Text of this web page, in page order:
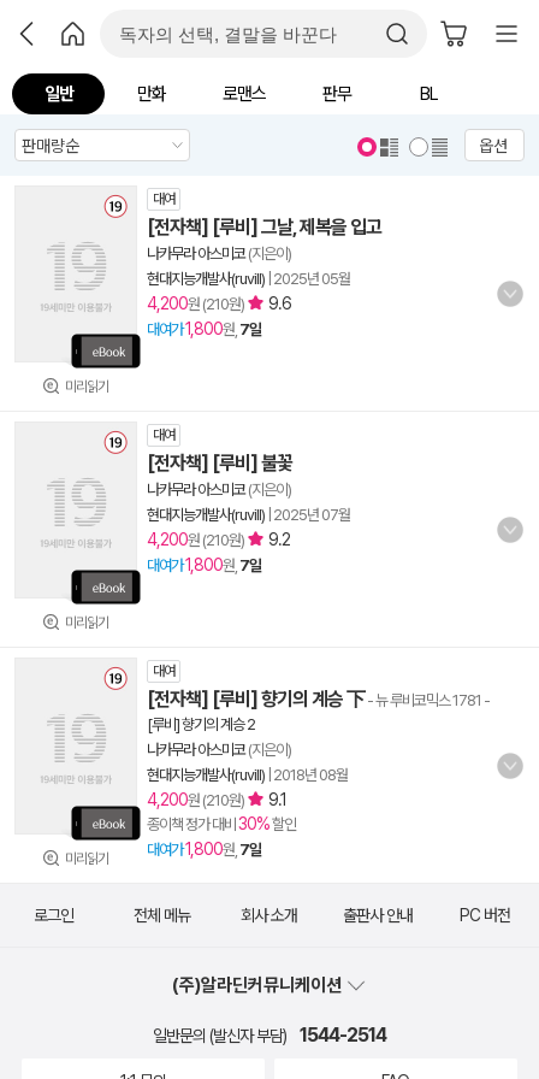
일반 만화 로맨스 판무 BL
옵션
미리읽기
대여
[전자책] [루비] 그날, 제복을 입고
나카무라 아스미코(지은이)
현대지능개발사(ruvill) 2025년 05월
4,200원 (210원) 9.6
대여가1,800원, 7일
미리읽기
대여
[전자책] [루비] 불꽃
나카무라 아스미코(지은이)
현대지능개발사(ruvill) 2025년 07월
4,200원 (210원) 9.2
대여가1,800원, 7일
미리읽기
대여
[전자책] [루비] 향기의 계승 下 - 뉴 루비코믹스 1781 -
[루비] 향기의 계승 2
나카무라 아스미코(지은이)
현대지능개발사(ruvill) 2018년 08월
4,200원 (210원) 9.1
종이책 정가 대비 30%할인
대여가1,800원, 7일
로그인 전체 메뉴 회사 소개 출판사 안내 PC 버전
(주)알라딘커뮤니케이션
일반문의 (발신자 부담) 1544-2514